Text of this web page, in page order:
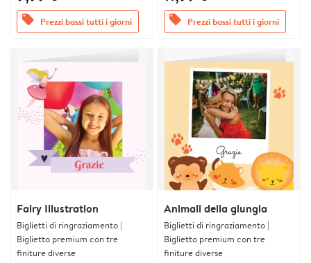
offers Prezzi bassi tutti i giorni offers Prezzi bassi tutti i giorni
Fairy Illustration
Biglietti di ringraziamento |
Biglietto premium con tre
finiture diverse
Animali della giungla
Biglietti di ringraziamento |
Biglietto premium con tre
finiture diverse